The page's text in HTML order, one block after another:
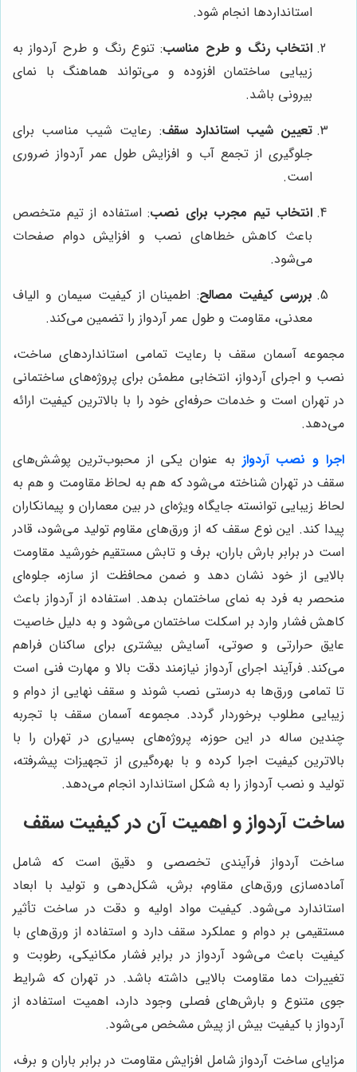
استانداردها انجام شود.
انتخاب رنگ و طرح مناسب: تنوع رنگ و طرح آردواز به
زیبایی ساختمان افزوده و می‌تواند هماهنگ با نمای
بیرونی باشد.
تعیین شیب استاندارد سقف: رعایت شیب مناسب برای
جلوگیری از تجمع آب و افزایش طول عمر آردواز ضروری
است.
انتخاب تیم مجرب برای نصب: استفاده از تیم متخصص
باعث کاهش خطاهای نصب و افزایش دوام صفحات
می‌شود.
بررسی کیفیت مصالح: اطمینان از کیفیت سیمان و الیاف
معدنی، مقاومت و طول عمر آردواز را تضمین می‌کند.
مجموعه آسمان سقف با رعایت تمامی استانداردهای ساخت،
نصب و اجرای آردواز، انتخابی مطمئن برای پروژه‌های ساختمانی
در تهران است و خدمات حرفه‌ای خود را با بالاترین کیفیت ارائه
می‌دهد.
اجرا و نصب آردواز به عنوان یکی از محبوب‌ترین پوشش‌های
سقف در تهران شناخته می‌شود که هم به لحاظ مقاومت و هم به
لحاظ زیبایی توانسته جایگاه ویژه‌ای در بین معماران و پیمانکاران
پیدا کند. این نوع سقف که از ورق‌های مقاوم تولید می‌شود، قادر
است در برابر بارش باران، برف و تابش مستقیم خورشید مقاومت
بالایی از خود نشان دهد و ضمن محافظت از سازه، جلوه‌ای
منحصر به فرد به نمای ساختمان بدهد. استفاده از آردواز باعث
کاهش فشار وارد بر اسکلت ساختمان می‌شود و به دلیل خاصیت
عایق حرارتی و صوتی، آسایش بیشتری برای ساکنان فراهم
می‌کند. فرآیند اجرای آردواز نیازمند دقت بالا و مهارت فنی است
تا تمامی ورق‌ها به درستی نصب شوند و سقف نهایی از دوام و
زیبایی مطلوب برخوردار گردد. مجموعه آسمان سقف با تجربه
چندین ساله در این حوزه، پروژه‌های بسیاری در تهران را با
بالاترین کیفیت اجرا کرده و با بهره‌گیری از تجهیزات پیشرفته،
تولید و نصب آردواز را به شکل استاندارد انجام می‌دهد.
ساخت آردواز و اهمیت آن در کیفیت سقف
ساخت آردواز فرآیندی تخصصی و دقیق است که شامل
آماده‌سازی ورق‌های مقاوم، برش، شکل‌دهی و تولید با ابعاد
استاندارد می‌شود. کیفیت مواد اولیه و دقت در ساخت تأثیر
مستقیمی بر دوام و عملکرد سقف دارد و استفاده از ورق‌های با
کیفیت باعث می‌شود آردواز در برابر فشار مکانیکی، رطوبت و
تغییرات دما مقاومت بالایی داشته باشد. در تهران که شرایط
جوی متنوع و بارش‌های فصلی وجود دارد، اهمیت استفاده از
آردواز با کیفیت بیش از پیش مشخص می‌شود.
مزایای ساخت آردواز شامل افزایش مقاومت در برابر باران و برف،